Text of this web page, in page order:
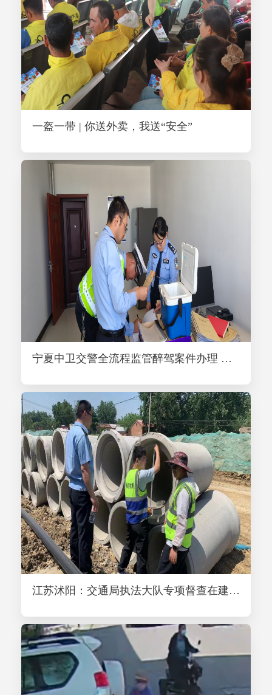
一盔一带 | 你送外卖，我送“安全”
宁夏中卫交警全流程监管醉驾案件办理 纵深推进执法规范化建设
江苏沭阳：交通局执法大队专项督查在建工程路基质量